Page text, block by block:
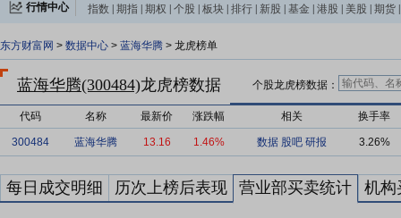
行情中心 指数 期指 期权 个股 板块 排行 新股 基金 港股 美股 期货
东方财富网 > 数据中心 > 蓝海华腾 > 龙虎榜单
蓝海华腾(300484)龙虎榜数据 个股龙虎榜数据：
代码 名称 最新价 涨跌幅 相关 换手率
300484 蓝海华腾 13.16 1.46% 数据 股吧 研报 3.26%
每日成交明细 历次上榜后表现 营业部买卖统计 机构